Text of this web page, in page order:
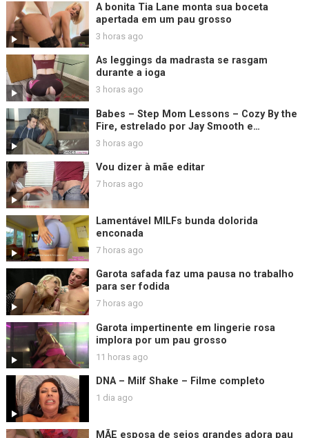
A bonita Tia Lane monta sua boceta
apertada em um pau grosso
3 horas ago
As leggings da madrasta se rasgam
durante a ioga
3 horas ago
Babes – Step Mom Lessons – Cozy By the
Fire, estrelado por Jay Smooth e
Christiana Cinn e Jasmine Jae
3 horas ago
Vou dizer à mãe editar
7 horas ago
Lamentável MILFs bunda dolorida
enconada
7 horas ago
Garota safada faz uma pausa no trabalho
para ser fodida
7 horas ago
Garota impertinente em lingerie rosa
implora por um pau grosso
11 horas ago
DNA – Milf Shake – Filme completo
1 dia ago
MÃE esposa de seios grandes adora pau